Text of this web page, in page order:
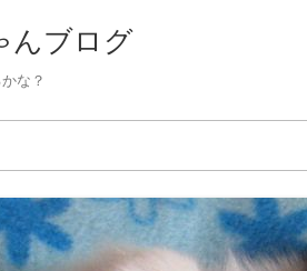
ブログ
な？
Skip to content